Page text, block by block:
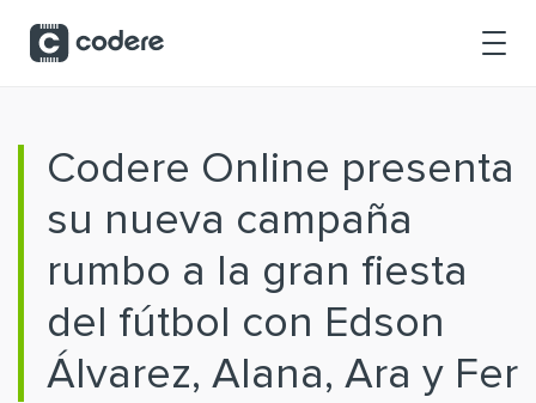
Codere Online presenta
su nueva campaña
rumbo a la gran fiesta
del fútbol con Edson
Álvarez, Alana, Ara y Fer